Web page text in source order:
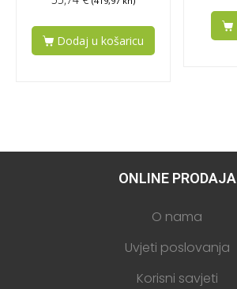
Dodaj u košaricu
ONLINE PRODAJA
O nama
Uvjeti poslovanja
Korisni savjeti